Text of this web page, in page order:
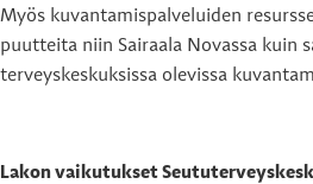
Myös kuvantamispalveluiden
puutteita niin Sairaala Novassa kuin
terveyskeskuksissa olevissa
Lakon vaikutukset